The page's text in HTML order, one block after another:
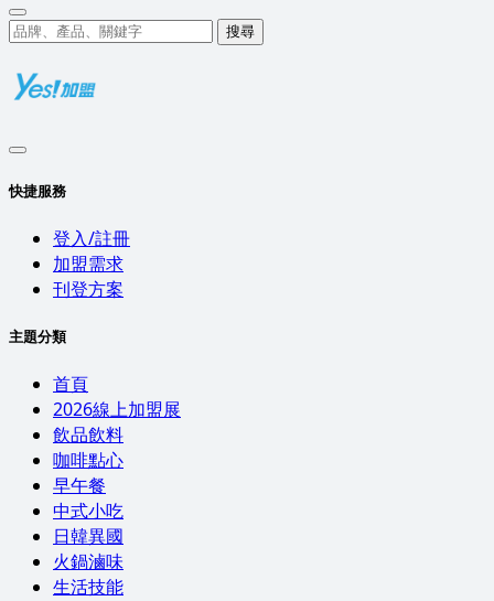
搜尋
快捷服務
登入/註冊
加盟需求
刊登方案
主題分類
首頁
2026線上加盟展
飲品飲料
咖啡點心
早午餐
中式小吃
日韓異國
火鍋滷味
生活技能